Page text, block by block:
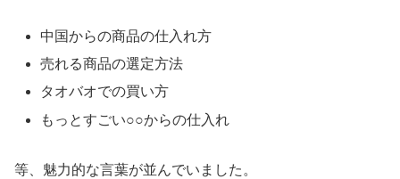
中国からの商品の仕入れ方
売れる商品の選定方法
タオバオでの買い方
もっとすごい○○からの仕入れ
等、魅力的な言葉が並んでいました。